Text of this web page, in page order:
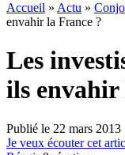
Accueil » Actu »
envahir la France ?
Les
ils envahir
Publié le 22 mars 2013
Je veux écouter cet